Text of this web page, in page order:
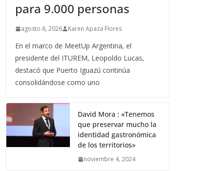
para 9.000 personas
agosto 6, 2026 Karen Apaza Flores
En el marco de MeetUp Argentina, el
presidente del ITUREM, Leopoldo Lucas,
destacó que Puerto Iguazú continúa
consolidándose como uno
David Mora : «Tenemos
que preservar mucho la
identidad gastronómica
de los territorios»
noviembre 4, 2024